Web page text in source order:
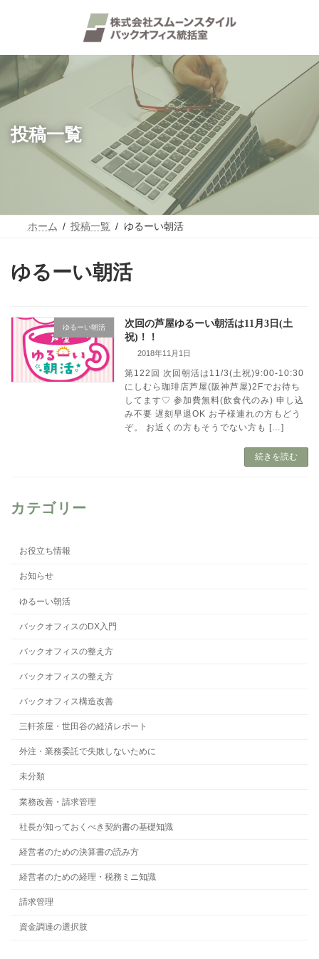
ツ
キ
ッ
シ
に
移
投稿一覧
ホーム 投稿一覧 ゆるーい朝活
ゆるーい朝活
ゆるーい朝活
次回の芦屋ゆるーい朝活は11月3日(土
祝)！！
2018年11月1日
第122回 次回朝活は11/3(土祝)9:00-10:30
にしむら珈琲店芦屋(阪神芦屋)2Fでお待ち
してます♡ 参加費無料(飲食代のみ) 申し込
み不要 遅刻早退OK お子様連れの方もどう
ぞ。 お近くの方もそうでない方も […]
続きを読む
カテゴリー
お役立ち情報
お知らせ
ゆるーい朝活
バックオフィスのDX入門
バックオフィスの整え方
バックオフィスの整え方
バックオフィス構造改善
三軒茶屋・世田谷の経済レポート
外注・業務委託で失敗しないために
未分類
業務改善・請求管理
社長が知っておくべき契約書の基礎知識
経営者のための決算書の読み方
経営者のための経理・税務ミニ知識
請求管理
資金調達の選択肢